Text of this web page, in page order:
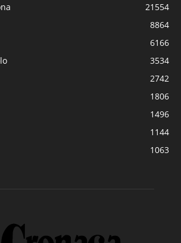
21554
8864
6166
3534
2742
1806
1496
1144
1063